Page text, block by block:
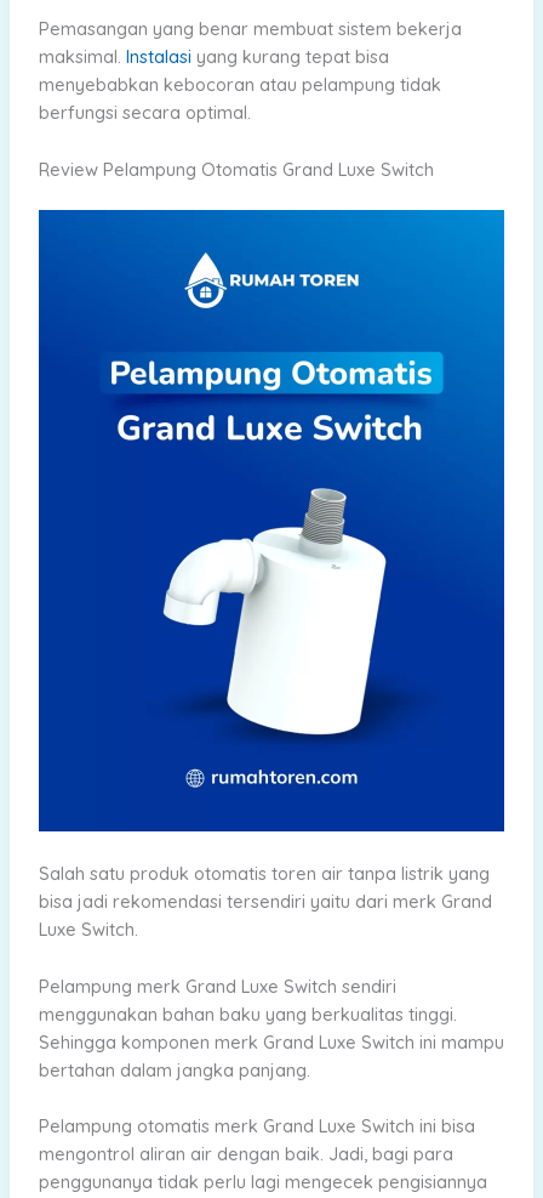
Pemasangan yang benar membuat sistem bekerja
maksimal. Instalasi yang kurang tepat bisa
menyebabkan kebocoran atau pelampung tidak
berfungsi secara optimal.
Review Pelampung Otomatis Grand Luxe Switch
Salah satu produk otomatis toren air tanpa listrik yang
bisa jadi rekomendasi tersendiri yaitu dari merk Grand
Luxe Switch.
Pelampung merk Grand Luxe Switch sendiri
menggunakan bahan baku yang berkualitas tinggi.
Sehingga komponen merk Grand Luxe Switch ini mampu
bertahan dalam jangka panjang.
Pelampung otomatis merk Grand Luxe Switch ini bisa
mengontrol aliran air dengan baik. Jadi, bagi para
penggunanya tidak perlu lagi mengecek pengisiannya